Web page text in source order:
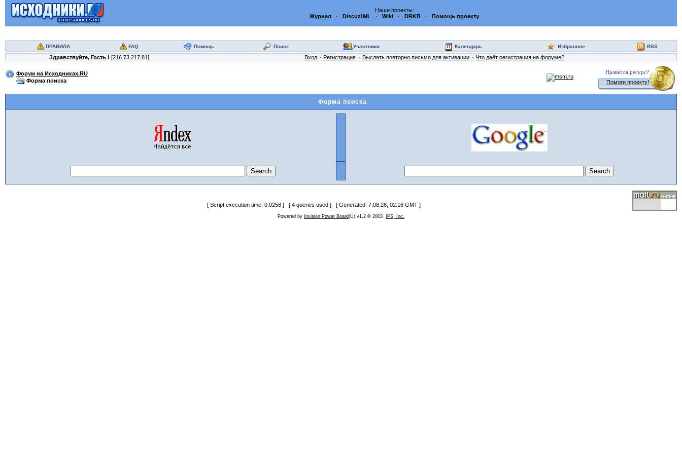
Наши проекты:
Журнал · Discuz!ML · Wiki · DRKB · Помощь проекту
ПРАВИЛА FAQ Помощь Поиск Участники Календарь Избранное RSS
Здравствуйте, Гость! [216.73.217.81] Вход Регистрация Выслать повторно письмо для активации Что даёт регистрация на форуме?
Форум на Исходниках.RU
Форма поиска
Нравится ресурс?
Помоги проекту!
Форма поиска
[ Script execution time: 0.0258 ] [ 4 queries used ] [ Generated: 7.08.26, 02:16 GMT ]
Powered by Invision Power Board(U) v1.2 © 2003 IPS, Inc.